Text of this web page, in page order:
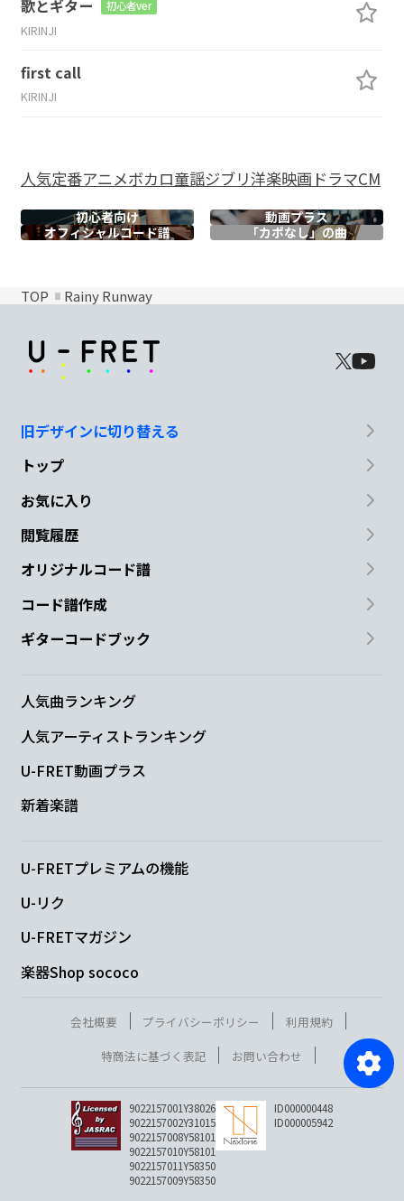
歌とギター 初心者ver
KIRINJI
first call
KIRINJI
人気定番アニメボカロ童謡ジブリ洋楽映画ドラマCM
初心者向け
動画プラス
オフィシャルコード譜 「カポなし」の曲
TOP Rainy Runway
旧デザインに切り替える
トップ
お気に入り
閲覧履歴
オリジナルコード譜
コード譜作成
ギターコードブック
人気曲ランキング
人気アーティストランキング
U-FRET動画プラス
新着楽譜
U-FRETプレミアムの機能
U-リク
U-FRETマガジン
楽器Shop sococo
会社概要 プライバシーポリシー
利用規約
特商法に基づく表記
お問い合わせ
9022157001Y38026
9022157002Y31015
9022157008Y58101
9022157010Y58101
9022157011Y58350
9022157009Y58350
ID000000448
ID000005942